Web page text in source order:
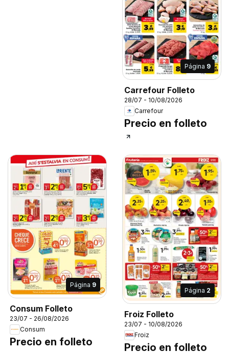
Página 9
Carrefour Folleto
28/07 - 10/08/2026
Carrefour
Precio en folleto
Página 9
Consum Folleto
23/07 - 26/08/2026
Consum
Precio en folleto
Página 2
Froiz Folleto
23/07 - 10/08/2026
Froiz
Precio en folleto